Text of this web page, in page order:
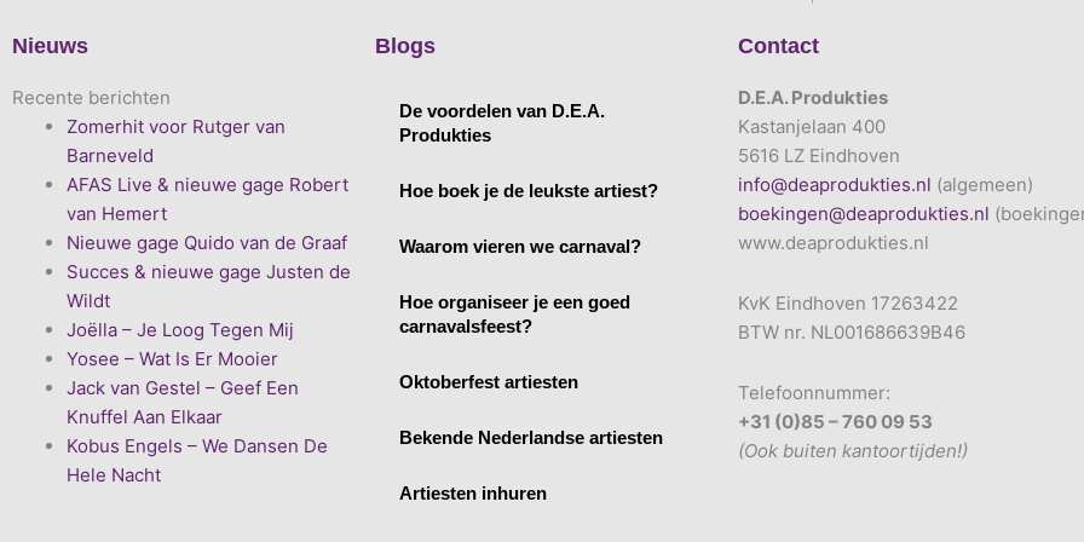
Nieuws
Recente berichten
Zomerhit voor Rutger van
Barneveld
AFAS Live & nieuwe gage Robert
van Hemert
Nieuwe gage Quido van de Graaf
Succes & nieuwe gage Justen de
Wildt
Joëlla – Je Loog Tegen Mij
Yosee – Wat Is Er Mooier
Jack van Gestel – Geef Een
Knuffel Aan Elkaar
Kobus Engels – We Dansen De
Hele Nacht
Blogs
De voordelen van D.E.A.
Produkties
Hoe boek je de leukste artiest?
Waarom vieren we carnaval?
Hoe organiseer je een goed
carnavalsfeest?
Oktoberfest artiesten
Bekende Nederlandse artiesten
Artiesten inhuren
Contact
D.E.A. Produkties
Kastanjelaan 400
5616 LZ Eindhoven
info@deaprodukties.nl (algemeen)
boekingen@deaprodukties.nl
www.deaprodukties.nl
KvK Eindhoven 17263422
BTW nr. NL001686639B46
Telefoonnummer:
+31 (0)85 – 760 09 53
(Ook buiten kantoortijden!)